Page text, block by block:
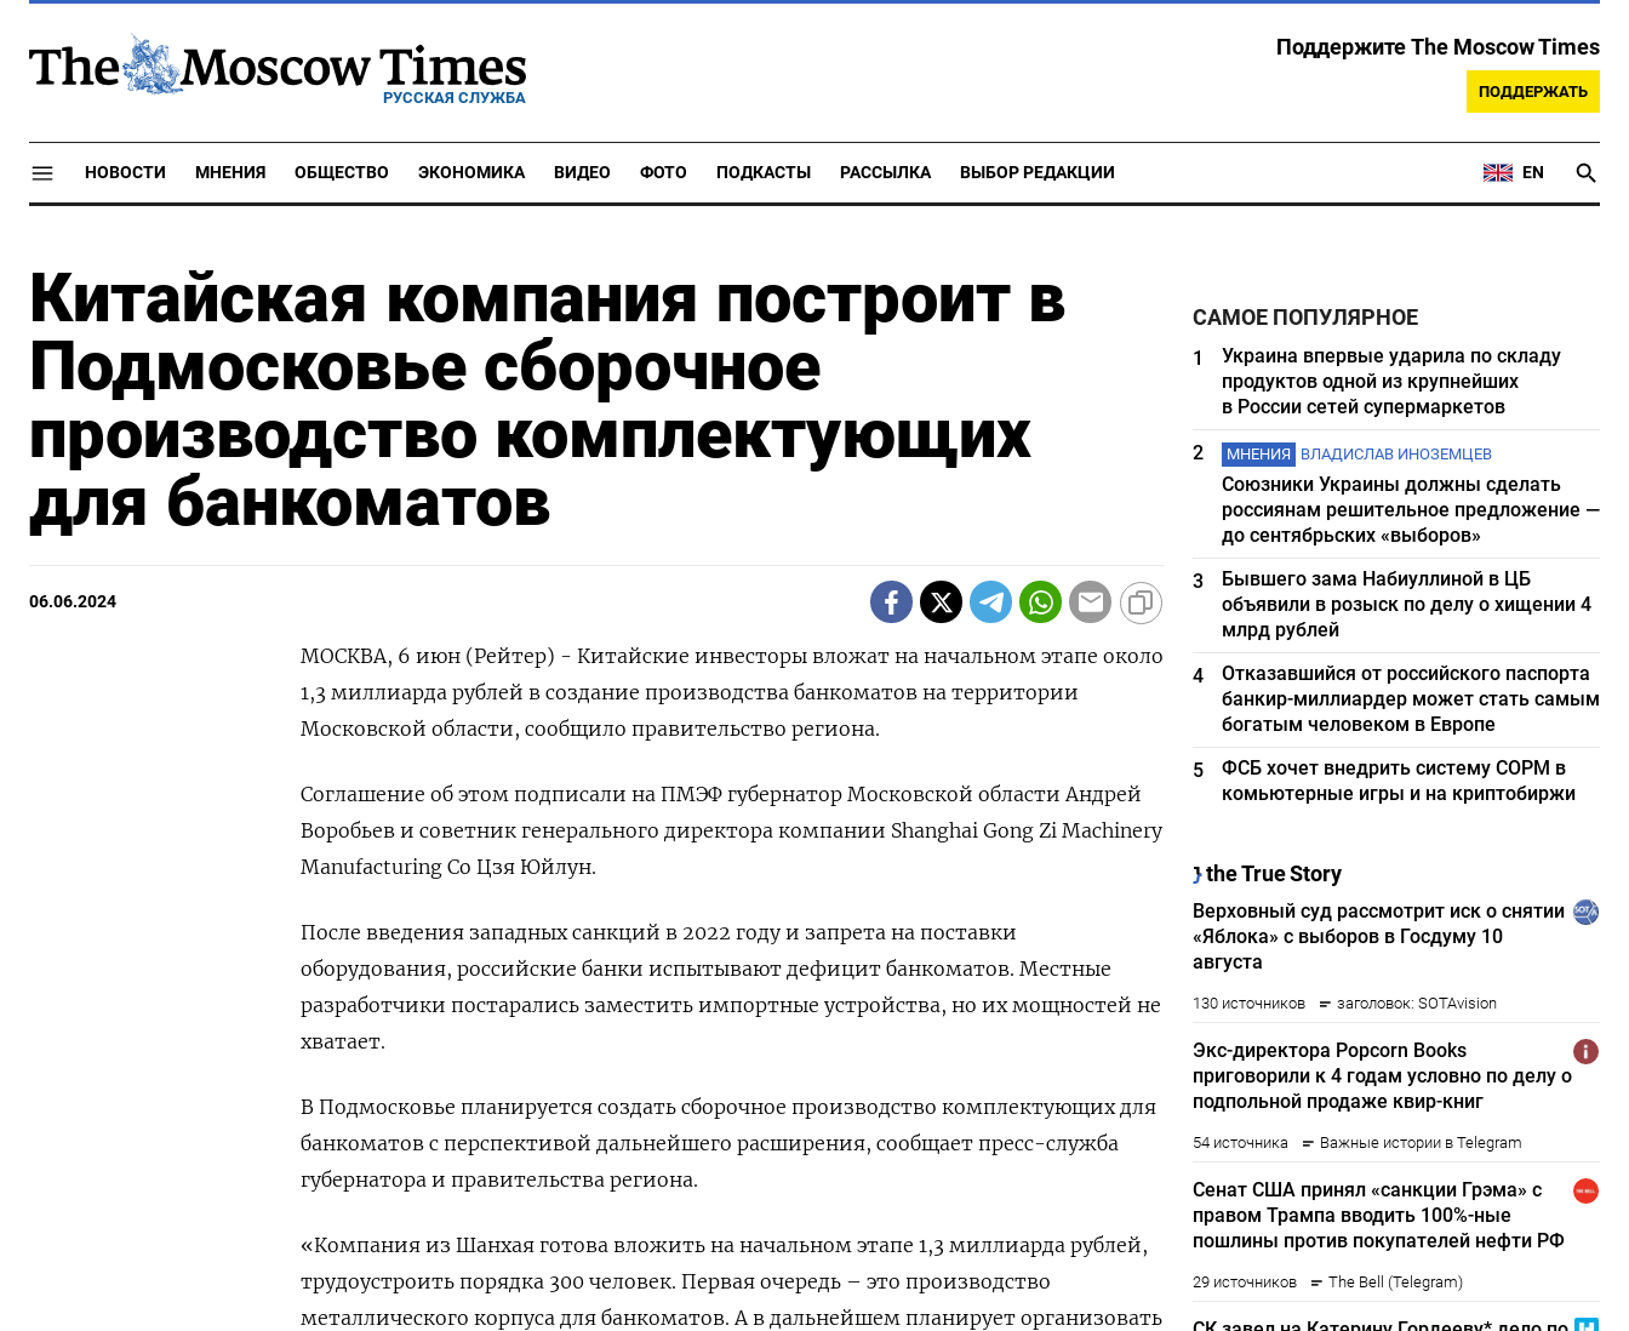
РУССКАЯ СЛУЖБА
Поддержите The Moscow Times
ПОДДЕРЖАТЬ
НОВОСТИ МНЕНИЯ ОБЩЕСТВО ЭКОНОМИКА ВИДЕО ФОТО ПОДКАСТЫ РАССЫЛКА ВЫБОР РЕДАКЦИИ EN
Китайская компания построит в
Подмосковье сборочное
производство комплектующих
для банкоматов
06.06.2024
МОСКВА, 6 июн (Рейтер) - Китайские инвесторы вложат на начальном этапе около
1,3 миллиарда рублей в создание производства банкоматов на территории
Московской области, сообщило правительство региона.
Соглашение об этом подписали на ПМЭФ губернатор Московской области Андрей
Воробьев и советник генерального директора компании Shanghai Gong Zi Machinery
Manufacturing Co Цзя Юйлун.
После введения западных санкций в 2022 году и запрета на поставки
оборудования, российские банки испытывают дефицит банкоматов. Местные
разработчики постарались заместить импортные устройства, но их мощностей не
хватает.
В Подмосковье планируется создать сборочное производство комплектующих для
банкоматов с перспективой дальнейшего расширения, сообщает пресс-служба
губернатора и правительства региона.
«Компания из Шанхая готова вложить на начальном этапе 1,3 миллиарда рублей,
трудоустроить порядка 300 человек. Первая очередь – это производство
металлического корпуса для банкоматов. А в дальнейшем планирует организовать
САМОЕ ПОПУЛЯРНОЕ
1
Украина впервые ударила по складу
продуктов одной из крупнейших
в России сетей супермаркетов
2
МНЕНИЯ ВЛАДИСЛАВ ИНОЗЕМЦЕВ
Союзники Украины должны сделать
россиянам решительное предложение —
до сентябрьских «выборов»
3
Бывшего зама Набиуллиной в ЦБ
объявили в розыск по делу о хищении 4
млрд рублей
4
Отказавшийся от российского паспорта
банкир-миллиардер может стать самым
богатым человеком в Европе
5
ФСБ хочет внедрить систему СОРМ в
комьютерные игры и на криптобиржи